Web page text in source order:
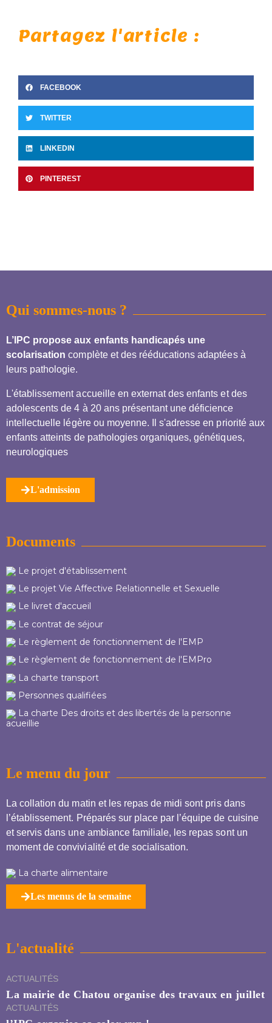
Partagez l'article :
FACEBOOK
TWITTER
LINKEDIN
PINTEREST
Qui sommes-nous ?
L’IPC propose aux enfants handicapés une
scolarisation complète et des rééducations adaptées à
leurs pathologie.
L'établissement accueille en externat des enfants et des
adolescents de 4 à 20 ans présentant une déficience
intellectuelle légère ou moyenne. Il s'adresse en priorité aux
enfants atteints de pathologies organiques, génétiques,
neurologiques
L'admission
Documents
Le projet d'établissement
Le projet Vie Affective Relationnelle et Sexuelle
Le livret d'accueil
Le contrat de séjour
Le règlement de fonctionnement de l'EMP
Le règlement de fonctionnement de l'EMPro
La charte transport
Personnes qualifiées
La charte Des droits et des libertés de la personne
acueillie
Le menu du jour
La collation du matin et les repas de midi sont pris dans
l’établissement. Préparés sur place par l’équipe de cuisine
et servis dans une ambiance familiale, les repas sont un
moment de convivialité et de socialisation.
La charte alimentaire
Les menus de la semaine
L'actualité
ACTUALITÉS
La mairie de Chatou organise des travaux en juillet
ACTUALITÉS